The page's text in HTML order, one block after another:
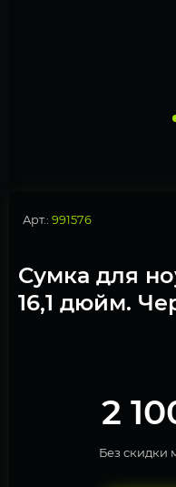
Арт.: 991576
Сумка для
16,1 дюйм.
2
Без скидки